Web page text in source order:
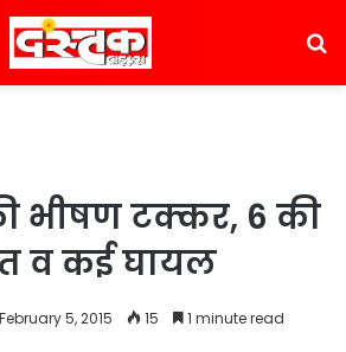
भीषण टक्कर, 6 की
व कई घायल
February 5, 2015 15 1 minute read